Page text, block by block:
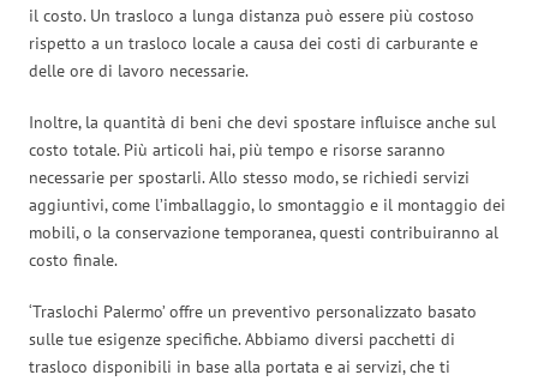
il costo. Un trasloco a lunga distanza può essere più costoso
rispetto a un trasloco locale a causa dei costi di carburante e
delle ore di lavoro necessarie.
Inoltre, la quantità di beni che devi spostare influisce anche sul
costo totale. Più articoli hai, più tempo e risorse saranno
necessarie per spostarli. Allo stesso modo, se richiedi servizi
aggiuntivi, come l’imballaggio, lo smontaggio e il montaggio dei
mobili, o la conservazione temporanea, questi contribuiranno al
costo finale.
‘Traslochi Palermo’ offre un preventivo personalizzato basato
sulle tue esigenze specifiche. Abbiamo diversi pacchetti di
trasloco disponibili in base alla portata e ai servizi, che ti